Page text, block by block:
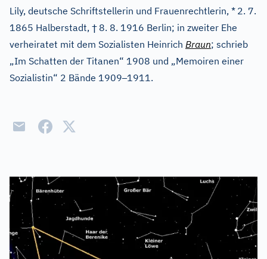
Lily, deutsche Schriftstellerin und Frauenrechtlerin, * 2. 7.
1865 Halberstadt, † 8. 8. 1916 Berlin; in zweiter Ehe
verheiratet mit dem Sozialisten Heinrich Braun; schrieb
„Im Schatten der Titanen“ 1908 und „Memoiren einer
Sozialistin“ 2 Bände 1909–1911.